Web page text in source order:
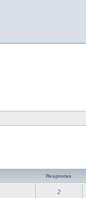
Respostas
2